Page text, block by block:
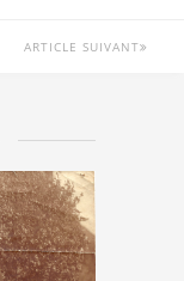
ARTICLE SUIVANT